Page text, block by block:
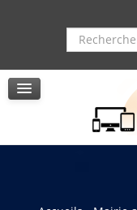
Recherche
La résidence
Service de soins
Service d'aide à
Pole multi